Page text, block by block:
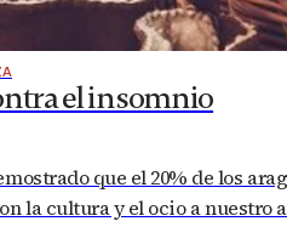
el insomnio
que el 20% de los
la cultura y el ocio a